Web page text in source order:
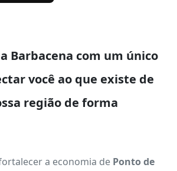
Barbacena com um único
você ao que existe de
região de forma
a economia de Ponto de